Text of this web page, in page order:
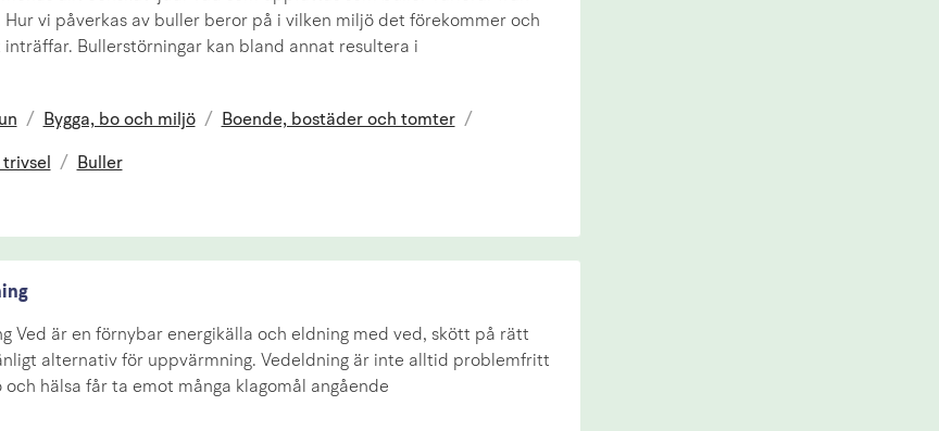
Hur vi påverkas av buller beror på i vilken miljö det förekommer och
Bullerstörningar kan bland annat resultera i
/ Bygga, bo och miljö / Boende, bostäder och tomter /
trivsel / Buller
Ved är en förnybar energikälla och eldning med ved, skött på rätt
alternativ för uppvärmning. Vedeldning är inte alltid problemfritt
hälsa får ta emot många klagomål angående